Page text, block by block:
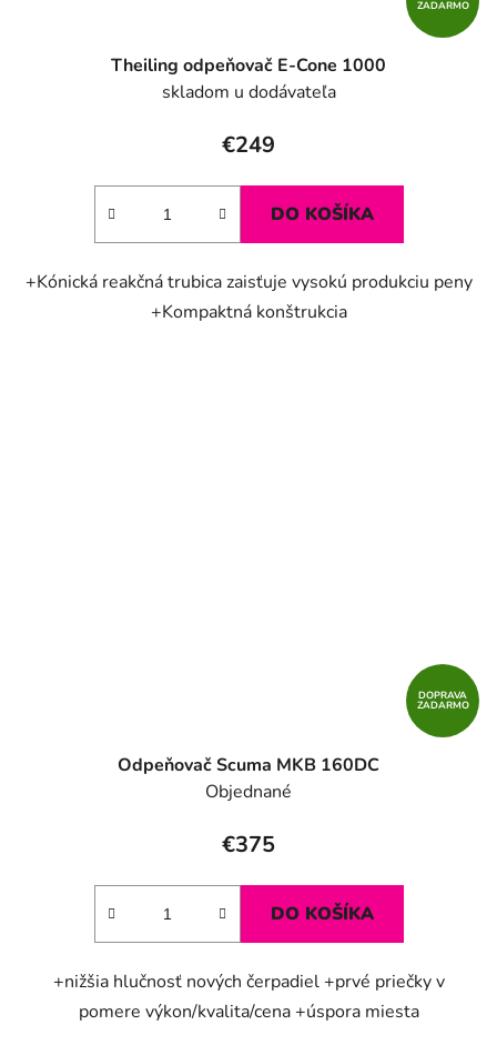
ZADARMO
Theiling odpeňovač E-Cone 1000
skladom u dodávateľa
€249
DO KOŠÍKA
+Kónická reakčná trubica zaisťuje vysokú produkciu peny
+Kompaktná konštrukcia
DOPRAVA
ZADARMO
Odpeňovač Scuma MKB 160DC
Objednané
€375
DO KOŠÍKA
+nižšia hlučnosť nových čerpadiel +prvé priečky v
pomere výkon/kvalita/cena +úspora miesta